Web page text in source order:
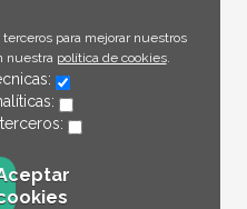
para mejorar nuestros
nuestra política de cookies.